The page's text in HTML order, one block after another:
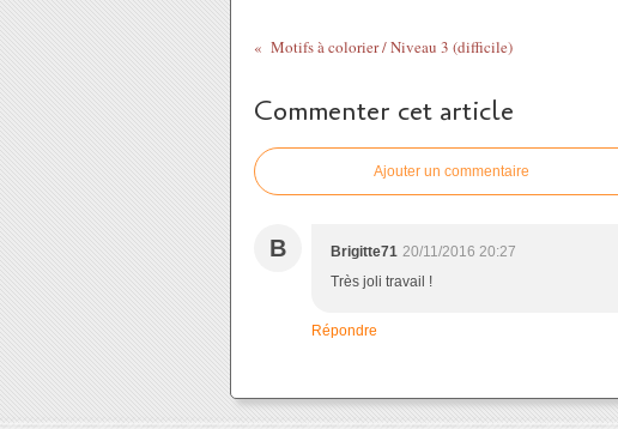
Motifs à colorier / Niveau 3 (difficile)
Commenter cet article
Ajouter un commentaire
B Brigitte71 20/11/2016 20:27
Très joli travail !
Répondre